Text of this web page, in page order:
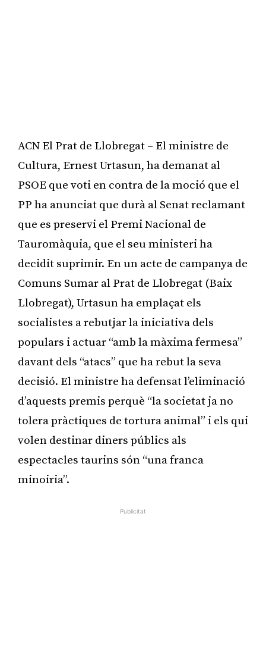
ACN El Prat de Llobregat – El ministre de
Cultura, Ernest Urtasun, ha demanat al
PSOE que voti en contra de la moció que el
PP ha anunciat que durà al Senat reclamant
que es preservi el Premi Nacional de
Tauromàquia, que el seu ministeri ha
decidit suprimir. En un acte de campanya de
Comuns Sumar al Prat de Llobregat (Baix
Llobregat), Urtasun ha emplaçat els
socialistes a rebutjar la iniciativa dels
populars i actuar “amb la màxima fermesa”
davant dels “atacs” que ha rebut la seva
decisió. El ministre ha defensat l’eliminació
d’aquests premis perquè “la societat ja no
tolera pràctiques de tortura animal” i els qui
volen destinar diners públics als
espectacles taurins són “una franca
minoiria”.
Publicitat